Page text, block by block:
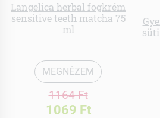
Langelica herbal fogkrém
sensitive teeth matcha 75
ml
MEGNÉZEM
1164 Ft
1069 Ft